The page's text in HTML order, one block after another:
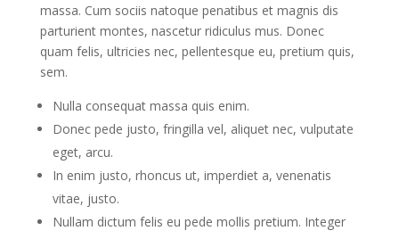
massa. Cum sociis natoque penatibus et magnis dis
parturient montes, nascetur ridiculus mus. Donec
quam felis, ultricies nec, pellentesque eu, pretium quis,
sem.
Nulla consequat massa quis enim.
Donec pede justo, fringilla vel, aliquet nec, vulputate
eget, arcu.
In enim justo, rhoncus ut, imperdiet a, venenatis
vitae, justo.
Nullam dictum felis eu pede mollis pretium. Integer